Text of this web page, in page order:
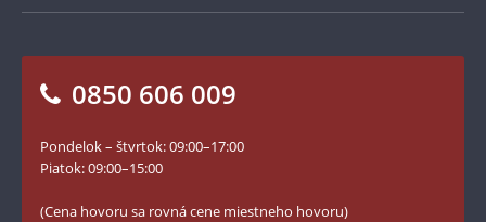
100. výročie vzniku Česko-Slovenska
Numizmatické novinky
Blog Pokladnica mincí
Facebook Národnej Pokladnice
YouTube Národnej Pokladnice
0850 606 009
Pondelok – štvrtok: 09:00–17:00
Piatok: 09:00–15:00
(Cena hovoru sa rovná cene miestneho hovoru)